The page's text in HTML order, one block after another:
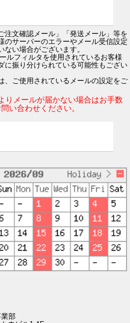
注文確認メール」「発送メール」等を
のサーバーのエラーやメール受信設定
い場合がございます。
ルフィルタを使用されているお客様
に振り分けられている可能性もござい
、ご使用されているメールの設定をご
りメールが届かない場合はお手数
い合わせください。
部